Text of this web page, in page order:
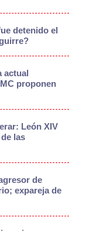
detenido el
actual
proponen
León XIV
las
de
expareja de